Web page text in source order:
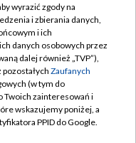
wyrazić zgody na
i zbierania danych,
i ich
danych osobowych przez
dalej również „TVP”),
pozostałych Zaufanych
(w tym do
Twoich zainteresowań i
wskazujemy poniżej, a
PPID do Google.